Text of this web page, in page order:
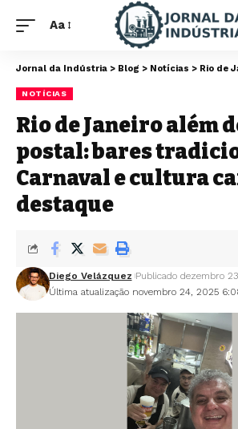
Aa
Jornal da Indústria > Blog > Notícias > Rio de Janeiro além do
NOTÍCIAS
Rio de Janeiro além
postal: bares
Carnaval e cultura
destaque
Última atualização novembro 24, 2025
Diego Velázquez Publicado dezembro